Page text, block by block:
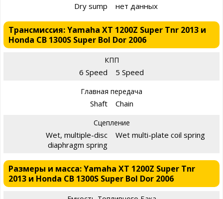
Dry sump нет данных
Трансмиссия: Yamaha XT 1200Z Super Tnr 2013 и
Honda CB 1300S Super Bol Dor 2006
КПП
6 Speed 5 Speed
Главная передача
Shaft Chain
Сцепление
Wet, multiple-disc
diaphragm spring
Wet multi-plate coil spring
Размеры и масса: Yamaha XT 1200Z Super Tnr
2013 и Honda CB 1300S Super Bol Dor 2006